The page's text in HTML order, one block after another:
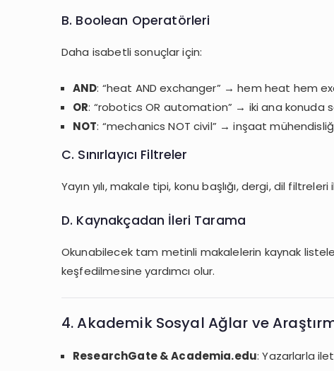
B. Boolean Operatörleri
Daha isabetli sonuçlar için:
AND: “heat AND exchanger” → hem heat hem
OR: “robotics OR automation” → iki ana konuda
NOT: “mechanics NOT civil” → inşaat mühendisliği
C. Sınırlayıcı Filtreler
Yayın yılı, makale tipi, konu başlığı, dergi, dil
D. Kaynakçadan İleri Tarama
Okunabilecek tam metinli makalelerin kaynak
keşfedilmesine yardımcı olur.
4. Akademik Sosyal Ağlar ve
ResearchGate & Academia.edu: Yazarlarla